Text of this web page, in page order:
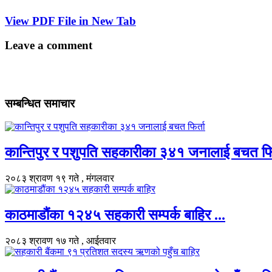
View PDF File in New Tab
Leave a comment
सम्बन्धित समाचार
कान्तिपुर र पशुपति सहकारीका ३४१ जनालाई बचत
२०८३ श्रावण १९ गते , मंगलवार
काठमाडौंका १२४५ सहकारी सम्पर्क बाहिर ...
२०८३ श्रावण १७ गते , आईतवार